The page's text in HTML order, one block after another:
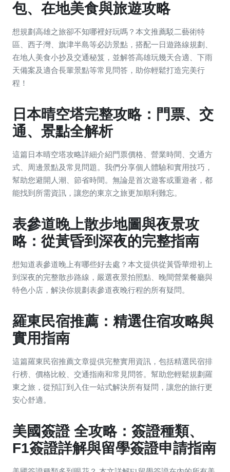
包、在地美食與旅遊攻略
想規劃高雄之旅卻不知哪裡好玩嗎？本文推薦駁二藝術特
區、西子灣、旗津半島等必訪景點，搭配一日遊路線規劃、
在地人美食小抄及交通秘笈，並解答高雄玩幾天合適、下雨
天備案及適合長輩景點等常見問答，助你輕鬆打造完美行
程！
日本晴空塔完整攻略：門票、交
通、景點全解析
這篇日本晴空塔攻略詳細介紹門票價格、營業時間、交通方
式、周邊景點及常見問題。我們分享個人體驗和實用技巧，
幫助您避開人潮、節省時間。無論是首次遊客或重遊者，都
能找到所需資訊，讓您的東京之旅更加順利難忘。
表參道晚上散步地圖與夜景攻
略：從黃昏到深夜的完整指南
想知道表參道晚上有哪些好去處？本文提供從黃昏華燈初上
到深夜的完整散步路線，嚴選夜景拍照點、晚間營業餐廳與
特色小店，解決你規劃表參道夜晚行程的所有疑問。
羅東民宿推薦：精選住宿攻略與
實用指南
這篇羅東民宿推薦文章提供完整實用資訊，包括精選民宿排
行榜、價格比較、交通指南和常見問答。幫助您輕鬆規劃羅
東之旅，從預訂到入住一站式解決所有疑問，讓您的旅行更
安心舒適。
美國簽證 全攻略：簽證種類、
F1簽證詳解與留學簽證申請指南